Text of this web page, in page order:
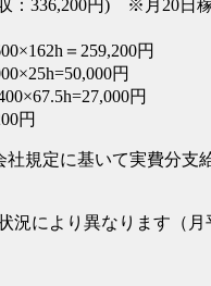
：336,200円) ※月20日
＝259,200円
円
円
円
社規定に基いて実費分支
況により異なります（月